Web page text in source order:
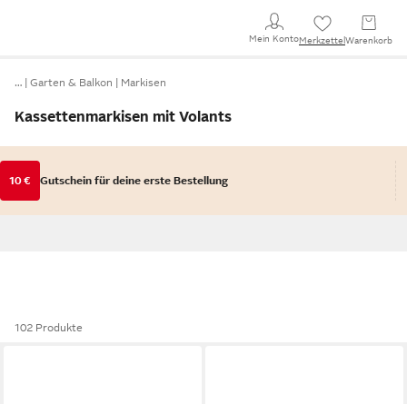
Mein KontoMerkzettel Warenkorb
… Garten & Balkon Markisen
Kassettenmarkisen mit Volants
10 € Gutschein für deine erste Bestellung
102 Produkte